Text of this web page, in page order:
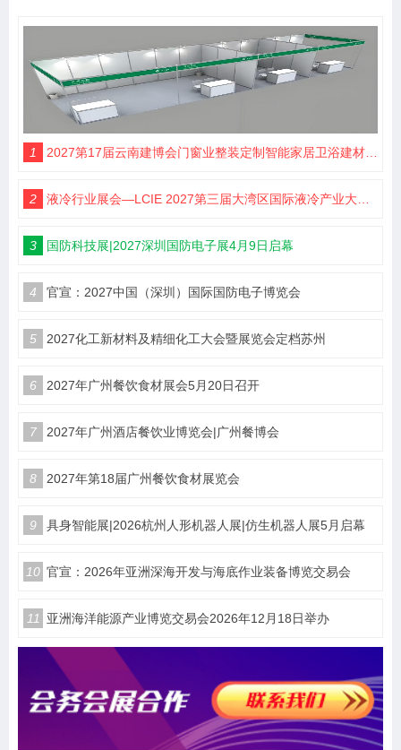
1 2027第17届云南建博会门窗业整装定制智能家居卫浴建材展会
2 液冷行业展会—LCIE 2027第三届大湾区国际液冷产业大会暨展览会（深圳）
3 国防科技展|2027深圳国防电子展4月9日启幕
4 官宣：2027中国（深圳）国际国防电子博览会
5 2027化工新材料及精细化工大会暨展览会定档苏州
6 2027年广州餐饮食材展会5月20日召开
7 2027年广州酒店餐饮业博览会|广州餐博会
8 2027年第18届广州餐饮食材展览会
9 具身智能展|2026杭州人形机器人展|仿生机器人展5月启幕
10 官宣：2026年亚洲深海开发与海底作业装备博览交易会
11 亚洲海洋能源产业博览交易会2026年12月18日举办